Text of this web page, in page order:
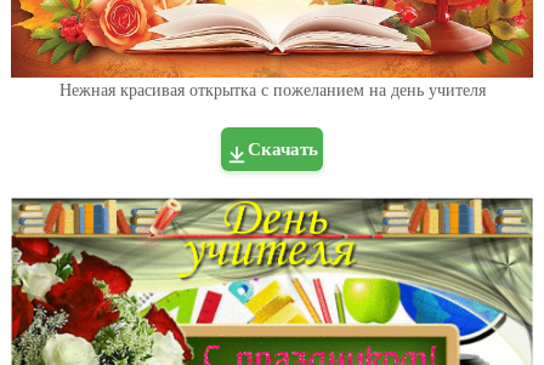
Нежная красивая открытка с пожеланием на день учителя
Скачать